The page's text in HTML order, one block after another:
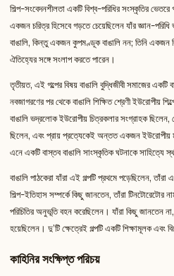
শিল্প-সংবেদনশীলতা একটি বিশ্ব-পরিধির সংস্কৃতির
একজন চরিত্র হিসেবে গড়তে চেয়েছিলেন যাঁর জ্ঞান-
বাঙালি, কিন্তু একজন কুপমণ্ডূক বাঙালি নন; তিনি একজন
ঐতিহ্যের সঙ্গে সংলাপ করতে পারেন।
তৃতীয়ত, এই গল্পের বিষয় বাঙালি বুদ্ধিজীবী সমাজের
নবজাগরণের পর থেকে বাঙালি শিক্ষিত শ্রেণী ইউরোপীয়
বাঙালি ভদ্রলোক ইউরোপীয় চিত্রকলার সংগ্রাহক
ছিলেন, এবং প্রায় প্রত্যেকেই অন্তত একজন ইউরোপীয়
এনে একটি বাস্তব বাঙালি সাংস্কৃতিক ঘটনাকে সাহিত্যে
বাঙালি পাঠকেরা যাঁরা এই গল্পটি প্রথমে পড়েছিলেন,
শিল্প-ইতিহাস সম্পর্কে কিছু জানতেন, তাঁরা টিনটোরেটোর
পরিচিতির অনুভূতি বহন করেছিলেন। যাঁরা কিছু জানতেন
হয়েছিলেন। দু’টি ক্ষেত্রেই গল্পটি একটি শিক্ষামূলক
কাহিনির সংক্ষিপ্ত পরিচয়